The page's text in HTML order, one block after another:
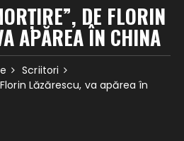
DE FLORIN
APĂREA ÎN CHINA
Scriitori
Lăzărescu, va apărea în